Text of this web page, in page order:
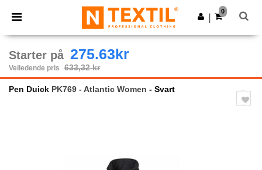
× Ntextil-app
Bedre priser i appen!
Last ned app
0
Starter på 275.63kr
Veiledende pris 633,32 kr
Pen Duick PK769 - Atlantic Women - Svart